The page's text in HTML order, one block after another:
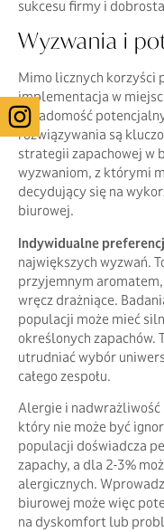
sukcesu firmy i
Wyzwania i
Mimo licznych korzyści
implementacja w
Świadomość
rozwiązywania są
strategii zapachowej w
wyzwaniom, z którymi
decydujący się na
biurowej.
Indywidualne
największych wyzwań.
przyjemnym
wręcz drażniące.
populacji może mieć
określonych zapachów.
utrudniać wybór
całego zespołu.
Alergie i
który nie może być
populacji doświadcza
zapachy, a dla 2-3%
alergicznych.
biurowej może więc
na dyskomfort lub